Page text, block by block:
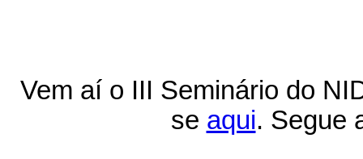
Vem aí o III Seminário do
se aqui. Segue